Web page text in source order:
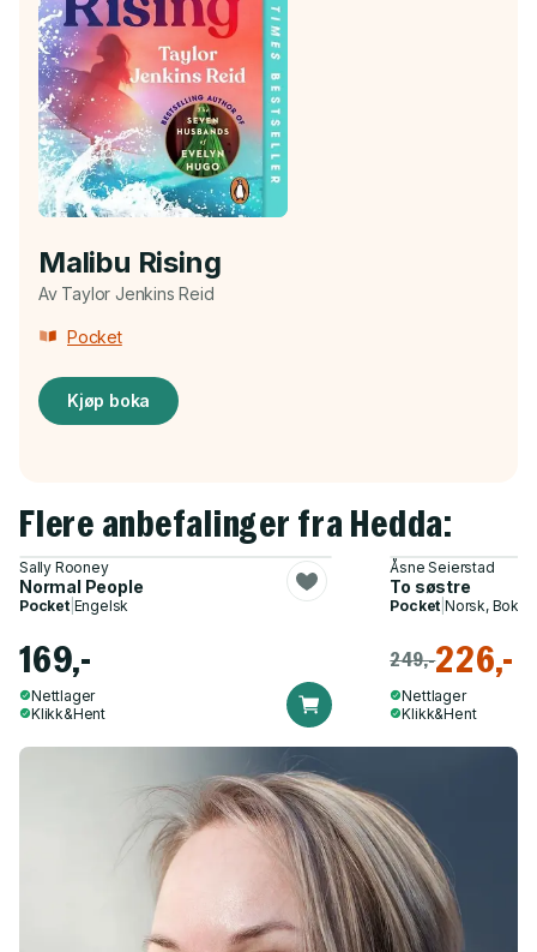
Malibu Rising
Av Taylor Jenkins Reid
Pocket
Kjøp boka
Flere anbefalinger fra Hedda:
Sally Rooney
Normal People
Pocket| Engelsk
169,-
Nettlager
Klikk&Hent
Åsne Seierstad
To søstre
Pocket Norsk,
249,-226,-
Nettlager
Klikk&Hent